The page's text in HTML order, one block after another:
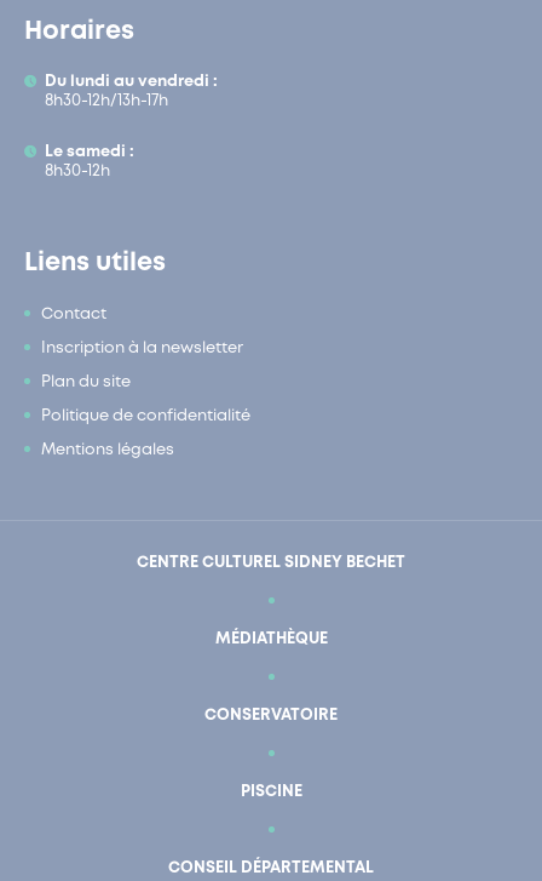
Horaires
Du lundi au vendredi :
8h30-12h/13h-17h
Le samedi :
8h30-12h
Liens utiles
Contact
Inscription à la newsletter
Plan du site
Politique de confidentialité
Mentions légales
CENTRE CULTUREL SIDNEY BECHET
MÉDIATHÈQUE
CONSERVATOIRE
PISCINE
CONSEIL DÉPARTEMENTAL